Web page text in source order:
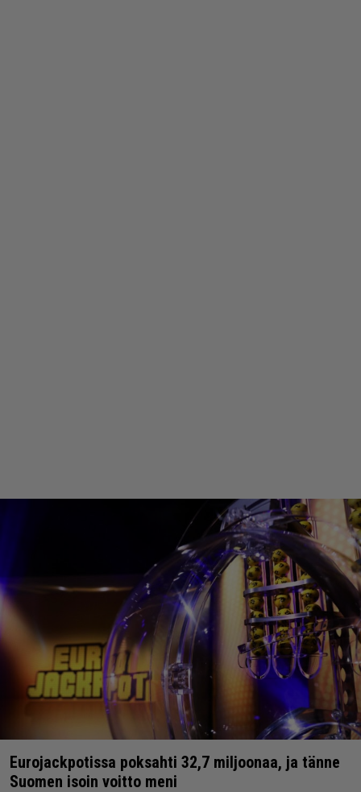
Eurojackpotissa poksahti 32,7 miljoonaa, ja tänne
Suomen isoin voitto meni